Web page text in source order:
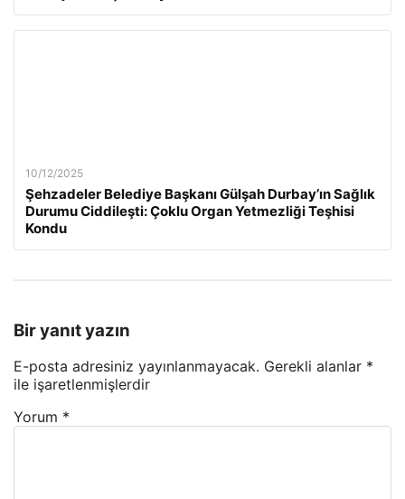
10/12/2025
Şehzadeler Belediye Başkanı Gülşah Durbay’ın Sağlık
Durumu Ciddileşti: Çoklu Organ Yetmezliği Teşhisi
Kondu
Bir yanıt yazın
E-posta adresiniz yayınlanmayacak. Gerekli alanlar *
ile işaretlenmişlerdir
Yorum *